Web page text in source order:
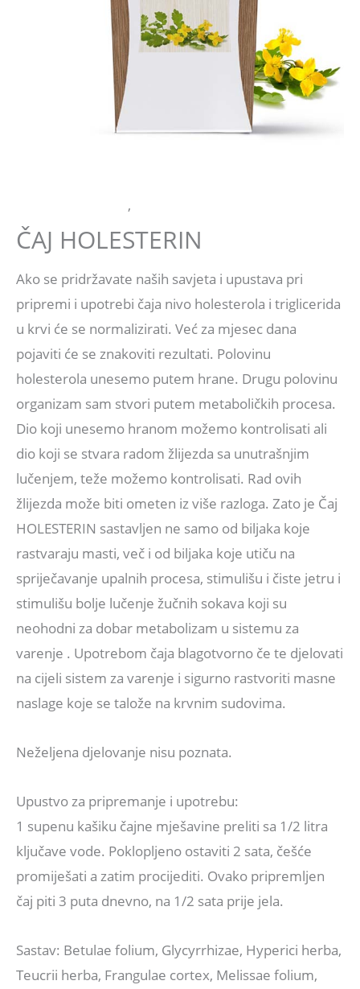
,
ČAJ HOLESTERIN
Ako se pridržavate naših savjeta i upustava pri
pripremi i upotrebi čaja nivo holesterola i triglicerida
u krvi će se normalizirati. Već za mjesec dana
pojaviti će se znakoviti rezultati. Polovinu
holesterola unesemo putem hrane. Drugu polovinu
organizam sam stvori putem metaboličkih procesa.
Dio koji unesemo hranom možemo kontrolisati ali
dio koji se stvara radom žlijezda sa unutrašnjim
lučenjem, teže možemo kontrolisati. Rad ovih
žlijezda može biti ometen iz više razloga. Zato je Čaj
HOLESTERIN sastavljen ne samo od biljaka koje
rastvaraju masti, več i od biljaka koje utiču na
spriječavanje upalnih procesa, stimulišu i čiste jetru i
stimulišu bolje lučenje žučnih sokava koji su
neohodni za dobar metabolizam u sistemu za
varenje . Upotrebom čaja blagotvorno če te djelovati
na cijeli sistem za varenje i sigurno rastvoriti masne
naslage koje se talože na krvnim sudovima.
Neželjena djelovanje nisu poznata.
Upustvo za pripremanje i upotrebu:
1 supenu kašiku čajne mješavine preliti sa 1/2 litra
ključave vode. Poklopljeno ostaviti 2 sata, češće
promiješati a zatim procijediti. Ovako pripremljen
čaj piti 3 puta dnevno, na 1/2 sata prije jela.
Sastav: Betulae folium, Glycyrrhizae, Hyperici herba,
Teucrii herba, Frangulae cortex, Melissae folium,